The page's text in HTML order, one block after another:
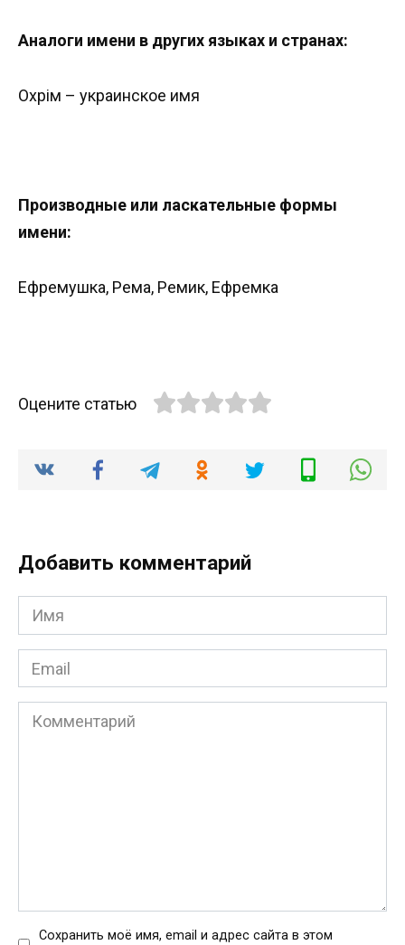
Аналоги имени в других языках и странах:
Охрім – украинское имя
Производные или ласкательные формы
имени:
Ефремушка, Рема, Ремик, Ефремка
Оцените статью
Добавить комментарий
Имя
*
Email
*
Комментарий
Сохранить моё имя, email и адрес сайта в этом